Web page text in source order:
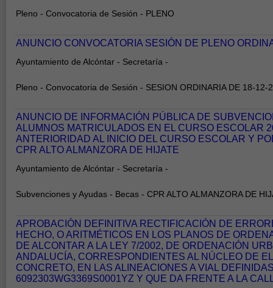
Pleno - Convocatoria de Sesión - PLENO
ANUNCIO CONVOCATORIA SESIÓN DE PLENO
Ayuntamiento de Alcóntar - Secretaría -
Pleno - Convocatoria de Sesión - SESION ORDINARIA DE 18-12-
ANUNCIO DE INFORMACIÓN PÚBLICA DE
ALUMNOS MATRICULADOS EN EL CURSO ESCOLAR
ANTERIORIDAD AL INICIO DEL CURSO ESCOLAR Y
CPR ALTO ALMANZORA DE HIJATE
Ayuntamiento de Alcóntar - Secretaría -
Subvenciones y Ayudas - Becas - CPR ALTO ALMANZORA DE
APROBACIÓN DEFINITIVA RECTIFICACIÓN DE
HECHO, O ARITMÉTICOS EN LOS PLANOS DE
DE ALCONTAR A LA LEY 7/2002, DE ORDENACIÓN
ANDALUCÍA, CORRESPONDIENTES AL NÚCLEO DE
CONCRETO, EN LAS ALINEACIONES A VIAL
6092303WG3369S0001YZ Y QUE DA FRENTE A LA